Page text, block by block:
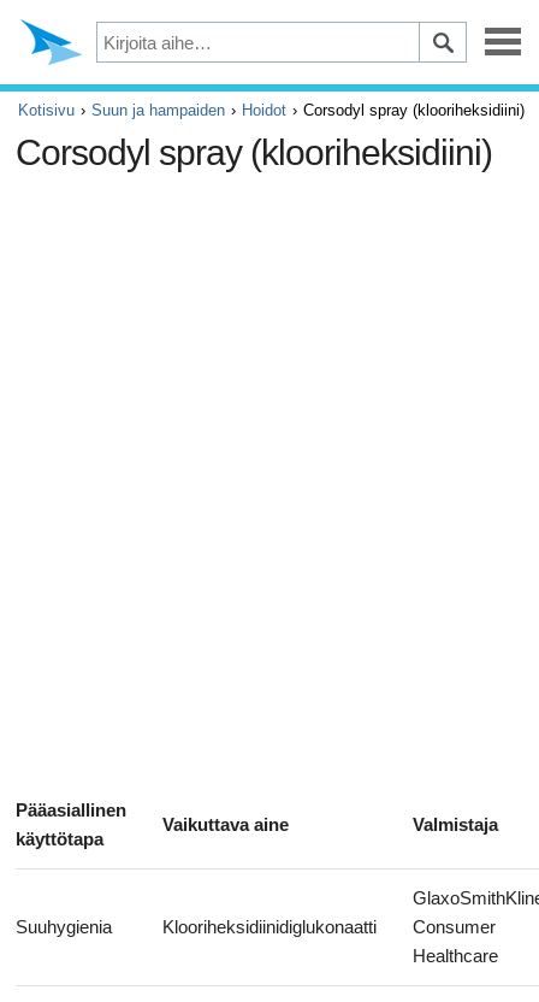
Masennus
Silmät
Kotisivu Suun ja hampaiden Hoidot Corsodyl spray (klooriheksidiini)
Corsodyl spray (klooriheksidiini)
Pääasiallinen
käyttötapa
Vaikuttava aine Valmistaja
Suuhygienia Klooriheksidiinidiglukonaatti
Consumer
Healthcare